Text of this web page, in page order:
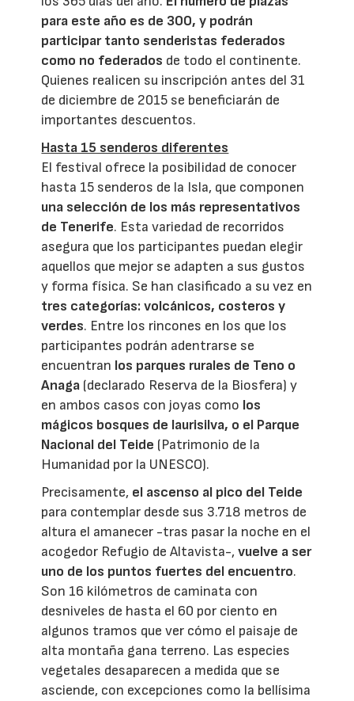
para este año es de 300, y podrán
participar tanto senderistas federados
como no federados de todo el continente.
Quienes realicen su inscripción antes del 31
de diciembre de 2015 se beneficiarán de
importantes descuentos.
Hasta 15 senderos diferentes
El festival ofrece la posibilidad de conocer
hasta 15 senderos de la Isla, que componen
una selección de los más representativos
de Tenerife. Esta variedad de recorridos
asegura que los participantes puedan elegir
aquellos que mejor se adapten a sus gustos
y forma física. Se han clasificado a su vez en
tres categorías: volcánicos, costeros y
verdes. Entre los rincones en los que los
participantes podrán adentrarse se
encuentran los parques rurales de Teno o
Anaga (declarado Reserva de la Biosfera) y
en ambos casos con joyas como los
mágicos bosques de laurisilva, o el Parque
Nacional del Teide (Patrimonio de la
Humanidad por la UNESCO).
Precisamente, el ascenso al pico del Teide
para contemplar desde sus 3.718 metros de
altura el amanecer -tras pasar la noche en el
acogedor Refugio de Altavista-,vuelve a ser
uno de los puntos fuertes del encuentro.
Son 16 kilómetros de caminata con
desniveles de hasta el 60 por ciento en
algunos tramos que ver cómo el paisaje de
alta montaña gana terreno. Las especies
vegetales desaparecen a medida que se
asciende, con excepciones como la bellísima